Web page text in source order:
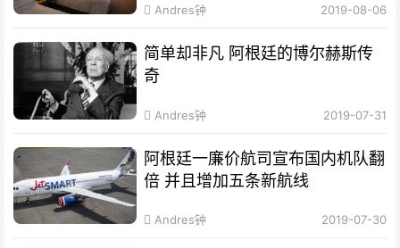
Andres钟 2019-08-06
简单却非凡 阿根廷的博尔赫斯传
奇
Andres钟 2019-07-31
阿根廷一廉价航司宣布国内机队翻
倍 并且增加五条新航线
Andres钟 2019-07-30